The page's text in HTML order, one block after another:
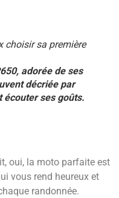
choisir sa première
adorée de ses
décriée par
écouter ses goûts.
oui, la moto parfaite est
vous rend heureux et
randonnée.